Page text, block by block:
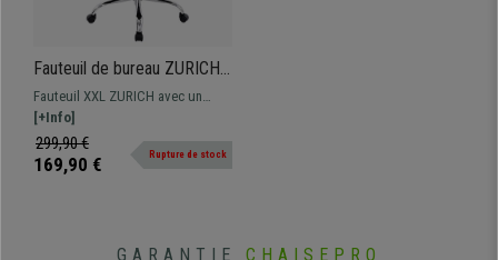
Fauteuil de bureau ZURICH,
XXL, Grand rembourrage,
Revêtement cuir, Blanc
Fauteuil XXL ZURICH avec un
design et confort spectaculaire.
Fabriqué avec une structure
métallique, rembourrage épais et
[+Info]
299,90 €
169,90 € Rupture de stock
GARANTIE CHAISEPRO